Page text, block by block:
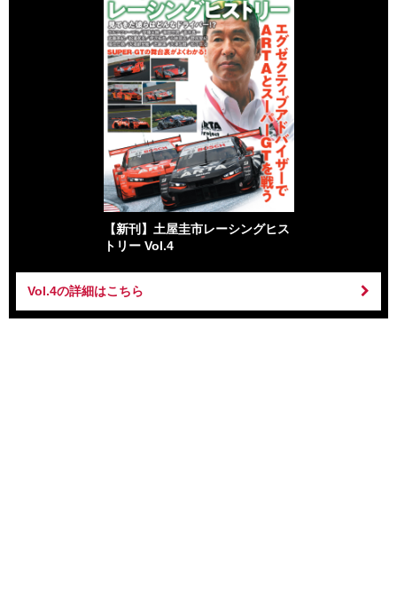
【新刊】土屋圭市レーシングヒス
トリー Vol.4
Vol.4の詳細はこちら